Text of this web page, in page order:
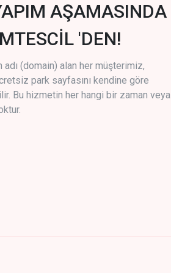
AŞAMASINDA
'DEN!
(domain) alan her müşterimiz,
park sayfasını kendine göre
Bu hizmetin her hangi bir zaman veya